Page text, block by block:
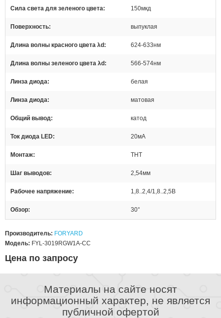
Сила света для зеленого цвета 150мкд
Поверхность выпуклая
Длина волны красного цвета λd 624-633нм
Длина волны зеленого цвета λd 566-574нм
Линза диода белая
Линза диода матовая
Общий вывод катод
Ток диода LED 20мА
Монтаж THT
Шаг выводов 2,54мм
Рабочее напряжение 1,8..2,4/1,8..2,5В
Обзор 30°
Производитель: FORYARD
Модель: FYL-3019RGW1A-CC
Цена по запросу
Материалы на сайте носят
информационный характер, не является
публичной офертой